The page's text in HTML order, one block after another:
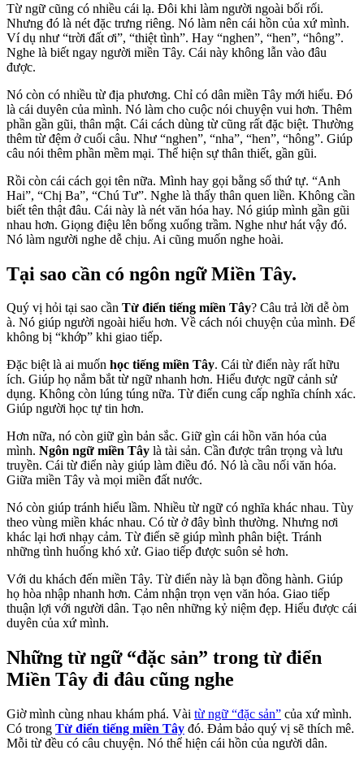
Từ ngữ cũng có nhiều cái lạ. Đôi khi làm người ngoài bối rối.
Nhưng đó là nét đặc trưng riêng. Nó làm nên cái hồn của xứ mình.
Ví dụ như “trời đất ơi”, “thiệt tình”. Hay “nghen”, “hen”, “hông”.
Nghe là biết ngay người miền Tây. Cái này không lẫn vào đâu
được.
Nó còn có nhiều từ địa phương. Chỉ có dân miền Tây mới hiểu. Đó
là cái duyên của mình. Nó làm cho cuộc nói chuyện vui hơn. Thêm
phần gần gũi, thân mật. Cái cách dùng từ cũng rất đặc biệt. Thường
thêm từ đệm ở cuối câu. Như “nghen”, “nha”, “hen”, “hông”. Giúp
câu nói thêm phần mềm mại. Thể hiện sự thân thiết, gần gũi.
Rồi còn cái cách gọi tên nữa. Mình hay gọi bằng số thứ tự. “Anh
Hai”, “Chị Ba”, “Chú Tư”. Nghe là thấy thân quen liền. Không cần
biết tên thật đâu. Cái này là nét văn hóa hay. Nó giúp mình gần gũi
nhau hơn. Giọng điệu lên bổng xuống trầm. Nghe như hát vậy đó.
Nó làm người nghe dễ chịu. Ai cũng muốn nghe hoài.
Tại sao cần có ngôn ngữ Miền Tây.
Quý vị hỏi tại sao cần Từ điển tiếng miền Tây? Câu trả lời dễ òm
à. Nó giúp người ngoài hiểu hơn. Về cách nói chuyện của mình. Để
không bị “khớp” khi giao tiếp.
Đặc biệt là ai muốn học tiếng miền Tây. Cái từ điển này rất hữu
ích. Giúp họ nắm bắt từ ngữ nhanh hơn. Hiểu được ngữ cảnh sử
dụng. Không còn lúng túng nữa. Từ điển cung cấp nghĩa chính xác.
Giúp người học tự tin hơn.
Hơn nữa, nó còn giữ gìn bản sắc. Giữ gìn cái hồn văn hóa của
mình. Ngôn ngữ miền Tây là tài sản. Cần được trân trọng và lưu
truyền. Cái từ điển này giúp làm điều đó. Nó là cầu nối văn hóa.
Giữa miền Tây và mọi miền đất nước.
Nó còn giúp tránh hiểu lầm. Nhiều từ ngữ có nghĩa khác nhau. Tùy
theo vùng miền khác nhau. Có từ ở đây bình thường. Nhưng nơi
khác lại hơi nhạy cảm. Từ điển sẽ giúp mình phân biệt. Tránh
những tình huống khó xử. Giao tiếp được suôn sẻ hơn.
Với du khách đến miền Tây. Từ điển này là bạn đồng hành. Giúp
họ hòa nhập nhanh hơn. Cảm nhận trọn vẹn văn hóa. Giao tiếp
thuận lợi với người dân. Tạo nên những kỷ niệm đẹp. Hiểu được cái
duyên của xứ mình.
Những từ ngữ “đặc sản” trong từ điển
Miền Tây đi đâu cũng nghe
Giờ mình cùng nhau khám phá. Vài từ ngữ “đặc sản” của xứ mình.
Có trong Từ điển tiếng miền Tây đó. Đảm bảo quý vị sẽ thích mê.
Mỗi từ đều có câu chuyện. Nó thể hiện cái hồn của người dân.